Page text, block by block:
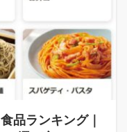
品ランキング｜